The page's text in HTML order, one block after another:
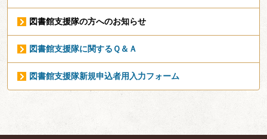
図書館支援隊の方へのお知らせ
図書館支援隊に関するＱ＆Ａ
図書館支援隊新規申込者用入力フォーム